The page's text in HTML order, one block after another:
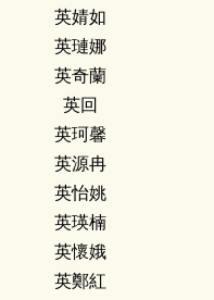
英婧如
英璉娜
英奇蘭
英回
英珂馨
英源冉
英怡姚
英瑛楠
英懷娥
英鄭紅